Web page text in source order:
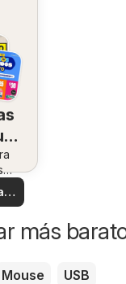
más
Mouse USB